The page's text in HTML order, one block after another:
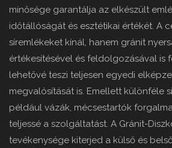
minősége garantálja az elkészült
időtállóságát és esztétikai értékét. A
síremlékeket kínál, hanem gránit
értékesítésével és feldolgozásával is
lehetővé teszi teljesen egyedi
megvalósítását is. Emellett különféle
például vázák, mécsestartók
teljessé a szolgáltatást. A Gránit-
tevékenysége kiterjed a külső és